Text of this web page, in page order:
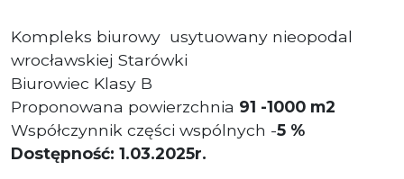
Kompleks biurowy usytuowany nieopodal
wrocławskiej Starówki
Biurowiec Klasy B
Proponowana powierzchnia 91 -1000 m2
Współczynnik części wspólnych -5 %
Dostępność: 1.03.2025r.